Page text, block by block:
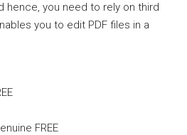
hence, you need to rely on third
you to edit PDF files in a
FREE